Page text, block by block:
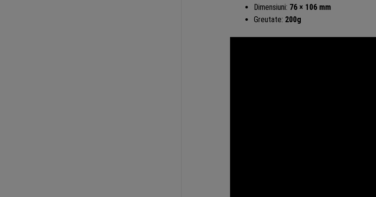
Dimensiuni: 76 × 106 mm
Greutate: 200g